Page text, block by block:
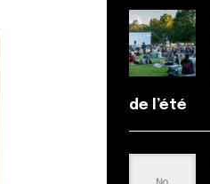
de l’été